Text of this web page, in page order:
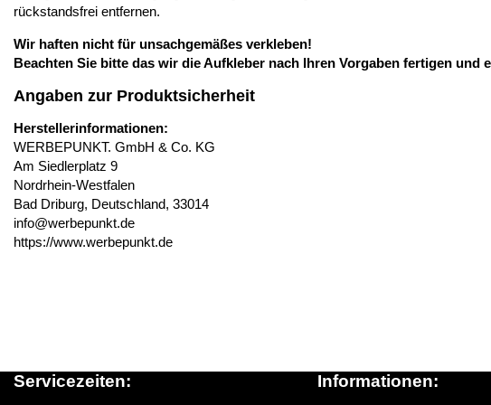
rückstandsfrei entfernen.
Wir haften nicht für unsachgemäßes verkleben!
Beachten Sie bitte das wir die Aufkleber nach Ihren Vorgaben fertigen und
Angaben zur Produktsicherheit
Herstellerinformationen:
WERBEPUNKT. GmbH & Co. KG
Am Siedlerplatz 9
Nordrhein-Westfalen
Bad Driburg, Deutschland, 33014
info@werbepunkt.de
https://www.werbepunkt.de
Servicezeiten: Informationen: